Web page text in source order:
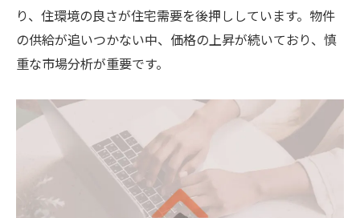
自然と共生する伊丹市で理想の不動産を見つけ
る方法
自然豊かな伊丹市の住環境がもたらすメリ
ット
伊丹市で自然と調和した生活を実現するた
めの不動産選び
エコフレンドリーな不動産が伊丹市で人気
り、住環境の良さが住宅需要を後押ししています。物件
の供給が追いつかない中、価格の上昇が続いており、慎
重な市場分析が重要です。